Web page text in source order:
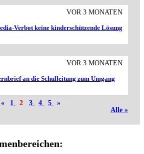
VOR 3 MONATEN
Verbot keine kinderschützende Lösung
VOR 3 MONATEN
an die Schul­leitung zum Umgang
« 1 2 3 4 5
»
Alle »